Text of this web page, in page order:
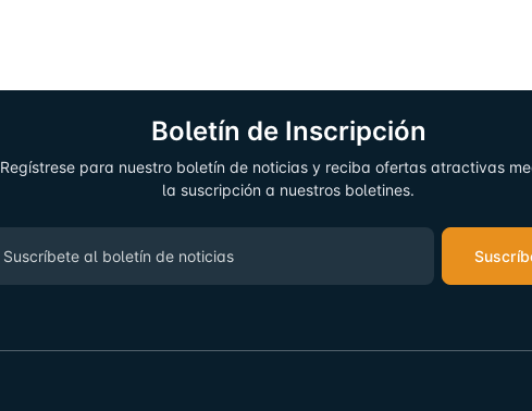
Boletín de Inscripción
Regístrese para nuestro boletín de noticias y reciba ofertas atractivas
la suscripción a nuestros boletines.